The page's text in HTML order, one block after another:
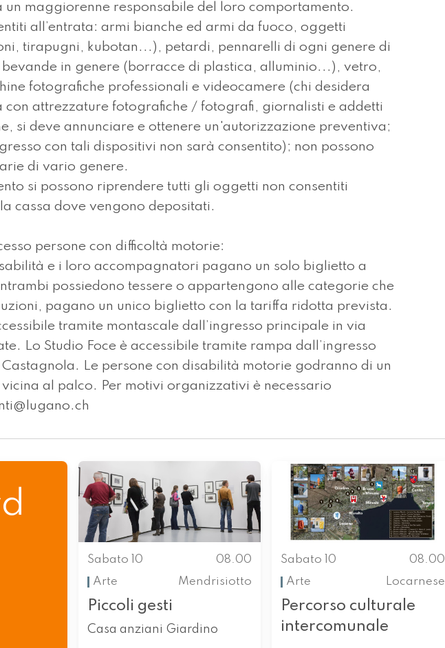
un maggiorenne responsabile del loro comportamento.
all’entrata: armi bianche ed armi da fuoco, oggetti
tirapugni, kubotan...), petardi, pennarelli di ogni genere di
in genere (borracce di plastica, alluminio...), vetro,
fotografiche professionali e videocamere (chi desidera
con attrezzature fotografiche / fotografi, giornalisti e addetti
si deve annunciare e ottenere un'autorizzazione preventiva;
con tali dispositivi non sarà consentito); non possono
di vario genere.
si possono riprendere tutti gli oggetti non consentiti
cassa dove vengono depositati.
persone con difficoltà motorie:
e i loro accompagnatori pagano un solo biglietto a
possiedono tessere o appartengono alle categorie che
pagano un unico biglietto con la tariffa ridotta prevista.
tramite montascale dall’ingresso principale in via
Lo Studio Foce è accessibile tramite rampa dall’ingresso
Le persone con disabilità motorie godranno di un
al palco. Per motivi organizzativi è necessario
Sabato 10
08.00
Arte
Mendrisiotto
Piccoli gesti
Casa anziani Giardino
Sabato 10
08.00
Arte
Locarnese
Percorso culturale
intercomunale